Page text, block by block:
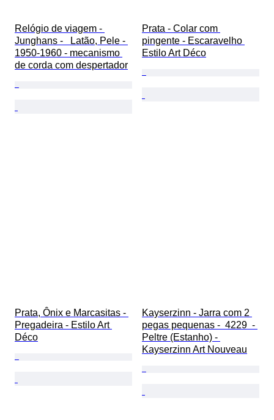
Relógio de viagem -
Junghans -   Latão, Pele -
1950-1960 - mecanismo
de corda com despertador
Prata - Colar com
pingente - Escaravelho
Estilo Art Déco
Prata, Ônix e Marcasitas -
Pregadeira - Estilo Art
Déco
Kayserzinn - Jarra com 2
pegas pequenas -  4229  -
Peltre (Estanho) -
Kayserzinn Art Nouveau